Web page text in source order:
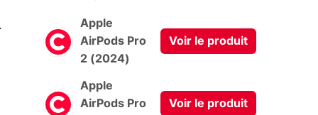
Apple
AirPods Pro
2 (2024)
Voir le produit
Apple
AirPods Pro
Voir le produit